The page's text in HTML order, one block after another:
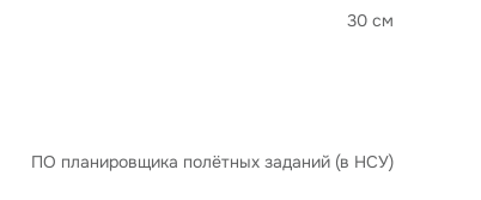
30 см
ПО планировщика полётных заданий (в НСУ)